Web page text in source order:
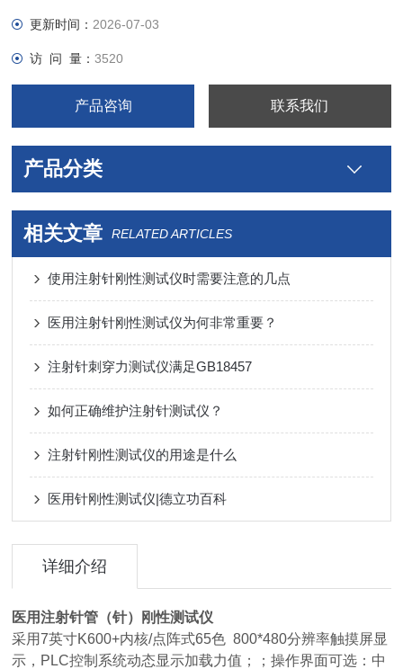
更新时间： 2026-07-03
访 问 量：3520
产品咨询 联系我们
产品分类
相关文章 RELATED ARTICLES
使用注射针刚性测试仪时需要注意的几点
医用注射针刚性测试仪为何非常重要？
注射针刺穿力测试仪满足GB18457
如何正确维护注射针测试仪？
注射针刚性测试仪的用途是什么
医用针刚性测试仪|德立功百科
详细介绍
医用注射针管（针）刚性测试仪
采用7英寸K600+内核/点阵式65色 800*480分辨率触摸屏显
示，PLC控制系统动态显示加载力值；；操作界面可选：中